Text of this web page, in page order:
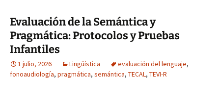
Evaluación de la Semántica y
Pragmática: Protocolos y Pruebas
Infantiles
1 julio, 2026 Lingüística evaluación del lenguaje,
fonoaudiología, pragmática, semántica, TECAL, TEVI-R